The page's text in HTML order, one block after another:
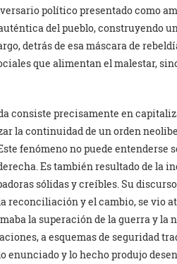
político presentado como
del pueblo, construyendo
detrás de esa máscara de
que alimentan el malestar,
consiste precisamente en
la continuidad de un orden
fenómeno no puede entenderse
Es también resultado de la
sólidas y creíbles. Su
reconciliación y el cambio, se vio
la superación de la guerra y la
a esquemas de seguridad
enunciado y lo hecho produjo